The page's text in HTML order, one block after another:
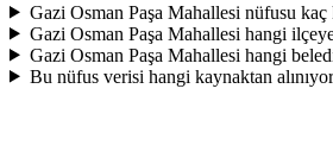
Gazi Osman Paşa Mahallesi nüfusu kaç
Gazi Osman Paşa Mahallesi hangi
Gazi Osman Paşa Mahallesi hangi
Bu nüfus verisi hangi kaynaktan